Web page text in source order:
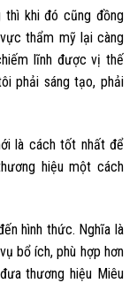
thì khi đó cũng đồng
thẩm mỹ lại càng
lĩnh được vị thế
phải sáng tạo, phải
là cách tốt nhất để
hiệu một cách
hình thức. Nghĩa là
bổ ích, phù hợp hơn
thương hiệu Miêu